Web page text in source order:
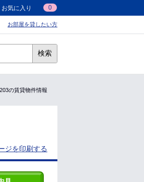
お気に入り 0
お部屋を貸したい方
検索
の賃貸物件情報
ジを印刷する